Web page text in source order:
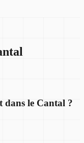
dans le Cantal ?